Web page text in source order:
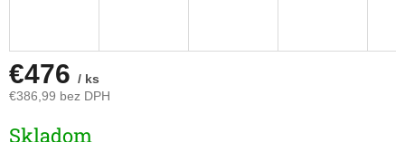
€476 / ks
€386,99 bez DPH
cena:
Skladom